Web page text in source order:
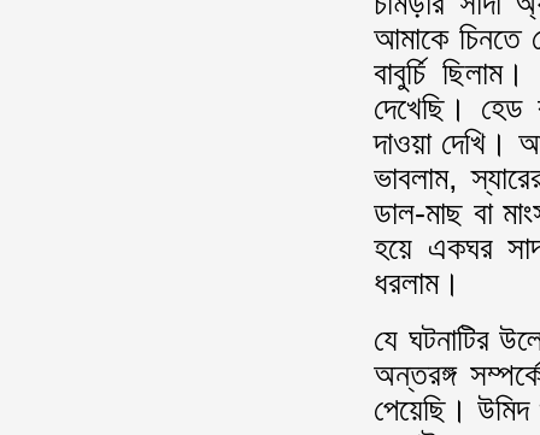
আমাকে চিনতে
বাবুর্চি
দেখেছি। হেড
দাওয়া দেখি।
ভাবলাম,
ডাল-মাছ বা
হয়ে একঘর
ধরলাম।
যে ঘটনাটির
অন্তরঙ্গ
পেয়েছি।